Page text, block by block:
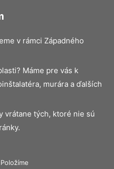
v rámci Západného
Máme pre vás k
murára a ďalších
vrátane tých, ktoré nie sú